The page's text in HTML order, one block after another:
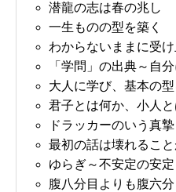
潜龍の志は春の兆し
一生ものの型を築く
わからないままに受
「学問」の出典～自
大人に学び、基本の
君子とは何か、小人
ドラッカーのいう真
最初の話は壊れるこ
ゆらぎ～不安定の安定
腹八分目よりも腹六